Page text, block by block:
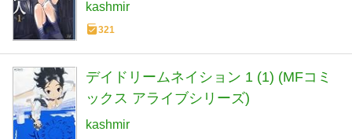
kashmir
321
デイドリームネイション 1 (1) (MFコミ
ックス アライブシリーズ)
kashmir